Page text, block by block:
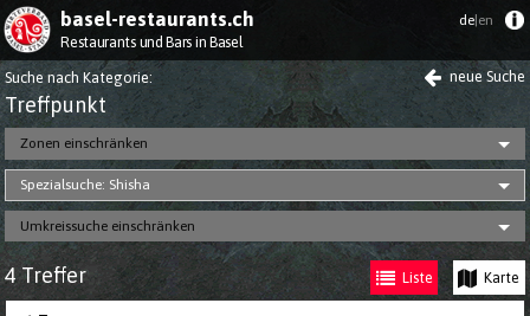
basel-restaurants.ch
Restaurants und Bars in Basel
de|en
Suche nach Kategorie: neue Suche
Treff­punkt
Zonen einschränken
Spezialsuche: Shisha
Umkreissuche einschränken
4 Treffer Liste Karte